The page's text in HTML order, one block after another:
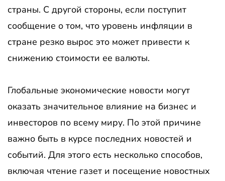
страны. С другой стороны, если поступит
сообщение о том, что уровень инфляции в
стране резко вырос это может привести к
снижению стоимости ее валюты.
Глобальные экономические новости могут
оказать значительное влияние на бизнес и
инвесторов по всему миру. По этой причине
важно быть в курсе последних новостей и
событий. Для этого есть несколько способов,
включая чтение газет и посещение новостных